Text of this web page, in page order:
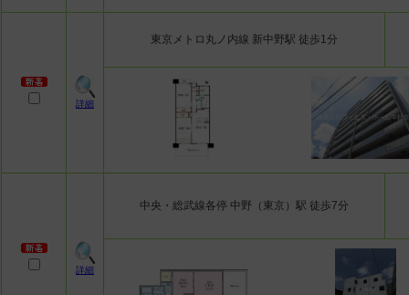
詳細
東京メトロ丸ノ内線 新中野駅 徒歩1分
詳細
中央・総武線各停 中野（東京）駅 徒歩7分